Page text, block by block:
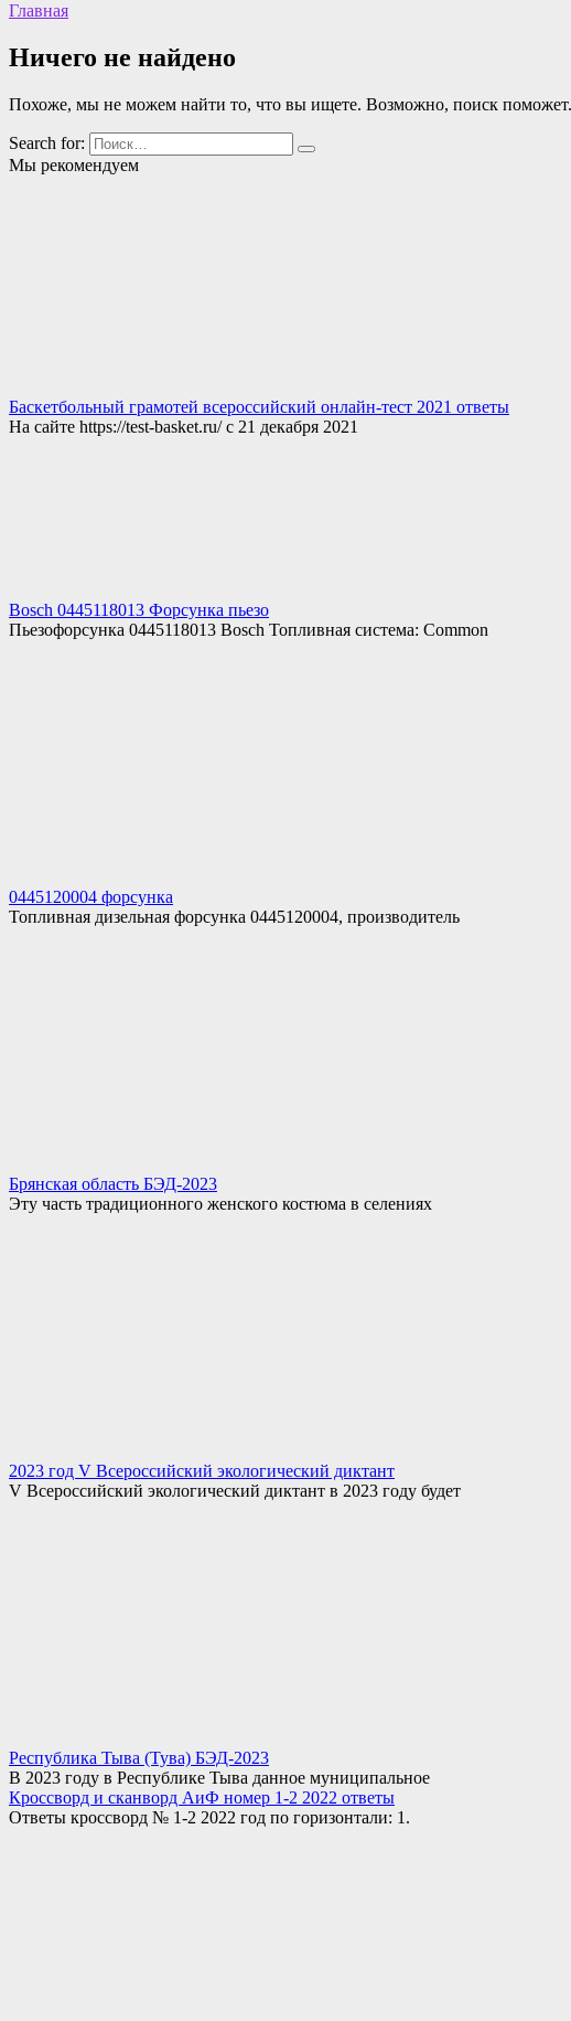
Главная
Ничего не найдено
Похоже, мы не можем найти то, что вы ищете. Возможно, поиск поможет.
Search for:
Мы рекомендуем
Баскетбольный грамотей всероссийский онлайн-тест 2021 ответы
На сайте https://test-basket.ru/ с 21 декабря 2021
Bosch 0445118013 Форсунка пьезо
Пьезофорсунка 0445118013 Bosch Топливная система: Common
0445120004 форсунка
Топливная дизельная форсунка 0445120004, производитель
Брянская область БЭД-2023
Эту часть традиционного женского костюма в селениях
2023 год V Всероссийский экологический диктант
V Всероссийский экологический диктант в 2023 году будет
Республика Тыва (Тува) БЭД-2023
В 2023 году в Республике Тыва данное муниципальное
Кроссворд и сканворд АиФ номер 1-2 2022 ответы
Ответы кроссворд № 1-2 2022 год по горизонтали: 1.